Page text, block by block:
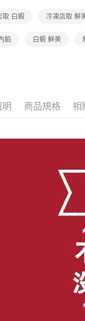
取 白蝦 冷凍店取 鮮
餡 白蝦 鮮美
明 商品規格 相